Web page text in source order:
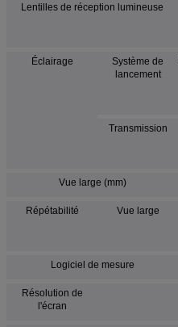
Lentilles de réception lumineuse
Éclairage
Système de
lancement
Transmission
Vue large (mm)
Répétabilité Vue large
Logiciel de mesure
Résolution de
l'écran